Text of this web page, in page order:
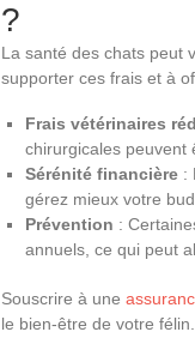
?
La santé des chats peut
supporter ces frais et à
Frais vétérinaires
chirurgicales peuvent
Sérénité financière :
gérez mieux votre
Prévention :
annuels, ce qui peut
Souscrire à une
le bien-être de votre félin.